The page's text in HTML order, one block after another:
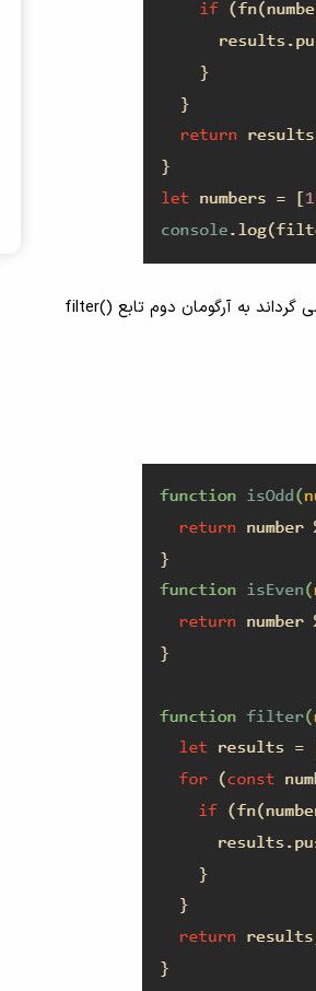
نتیجه یکسان است. با این حال، می توانید هر تابعی را که یک آرگومان را می پذیرد و مقدار بولین را برمی گرداند به آرگومان دوم تابع ()filter